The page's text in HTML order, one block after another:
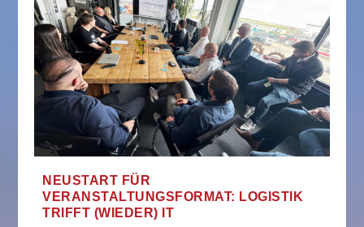
NEUSTART FÜR
VERANSTALTUNGSFORMAT: LOGISTIK
TRIFFT (WIEDER) IT